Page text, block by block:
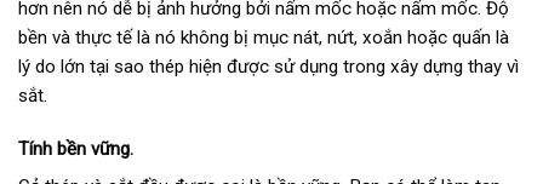
hơn nên nó dễ bị ảnh hưởng bởi nấm mốc hoặc nấm mốc. Độ
bền và thực tế là nó không bị mục nát, nứt, xoắn hoặc quấn là
lý do lớn tại sao thép hiện được sử dụng trong xây dựng thay vì
sắt.
Tính bền vững.